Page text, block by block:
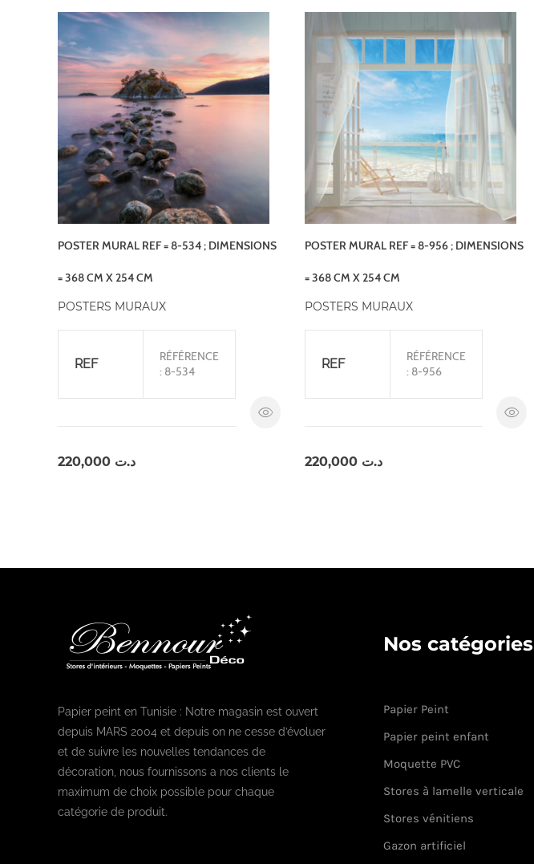
POSTER MURAL REF = 8-534 ; DIMENSIONS
= 368 CM X 254 CM
POSTERS MURAUX
REF
RÉFÉRENCE
: 8-534
د.ت
POSTER MURAL REF = 8-956 ; DIMENSIONS
= 368 CM X 254 CM
POSTERS MURAUX
REF
RÉFÉRENCE
: 8-956
د.ت 220,000
Papier peint en Tunisie : Notre magasin est ouvert
depuis MARS 2004 et depuis on ne cesse d’évoluer
et de suivre les nouvelles tendances de
décoration, nous fournissons a nos clients le
maximum de choix possible pour chaque
catégorie de produit.
Nos catégories
Papier Peint
Papier peint enfant
Moquette PVC
Stores à lamelle verticale
Stores vénitiens
Gazon artificiel